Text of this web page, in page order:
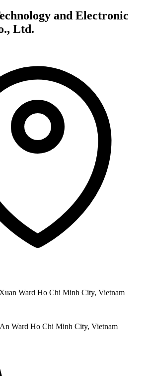
and Electronic
Ltd.
Ward Ho Chi Minh City, Vietnam
Ward Ho Chi Minh City, Vietnam